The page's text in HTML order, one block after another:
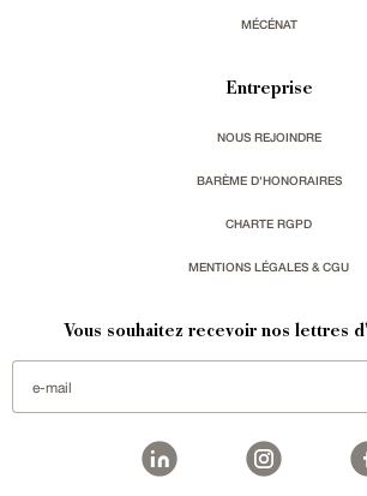
MÉCÉNAT
Entreprise
NOUS REJOINDRE
BARÈME D'HONORAIRES
CHARTE RGPD
MENTIONS LÉGALES & CGU
Vous souhaitez recevoir nos lettres